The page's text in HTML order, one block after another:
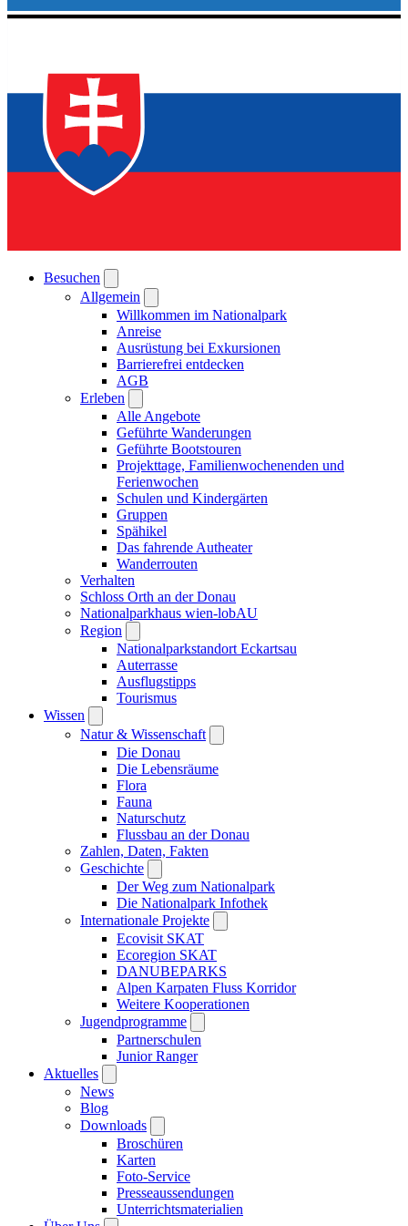
Besuchen
Allgemein
Willkommen im Nationalpark
Anreise
Ausrüstung bei Exkursionen
Barrierefrei entdecken
AGB
Erleben
Alle Angebote
Geführte Wanderungen
Geführte Bootstouren
Projekttage, Familienwochenenden und
Ferienwochen
Schulen und Kindergärten
Gruppen
Spähikel
Das fahrende Autheater
Wanderrouten
Verhalten
Schloss Orth an der Donau
Nationalparkhaus wien-lobAU
Region
Nationalparkstandort Eckartsau
Auterrasse
Ausflugstipps
Tourismus
Wissen
Natur & Wissenschaft
Die Donau
Die Lebensräume
Flora
Fauna
Naturschutz
Flussbau an der Donau
Zahlen, Daten, Fakten
Geschichte
Der Weg zum Nationalpark
Die Nationalpark Infothek
Internationale Projekte
Ecovisit SKAT
Ecoregion SKAT
DANUBEPARKS
Alpen Karpaten Fluss Korridor
Weitere Kooperationen
Jugendprogramme
Partnerschulen
Junior Ranger
Aktuelles
News
Blog
Downloads
Broschüren
Karten
Foto-Service
Presseaussendungen
Unterrichtsmaterialien